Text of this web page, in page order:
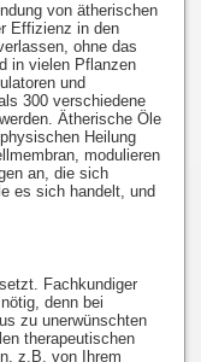
von ätherischen
Effizienz in den
ohne das
in vielen Pflanzen
und
300 verschiedene
Ätherische Öle
Heilung
modulieren
an, die sich
es sich handelt, und
Fachkundiger
denn bei
zu unerwünschten
therapeutischen
z.B. von Ihrem